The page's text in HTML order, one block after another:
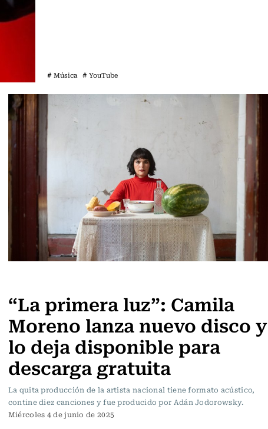
# Música # YouTube
“La primera luz”: Camila
Moreno lanza nuevo disco y
lo deja disponible para
descarga gratuita
La quita producción de la artista nacional tiene formato acústico,
contine diez canciones y fue producido por Adán Jodorowsky.
Miércoles 4 de junio de 2025